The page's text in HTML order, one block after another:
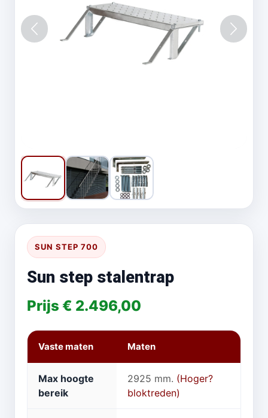
Vorige
SUN STEP 700
Sun step stalentrap
Prijs € 2.496,00
Vaste maten Maten
Max hoogte
bereik
2925 mm. (Hoger?
bloktreden)